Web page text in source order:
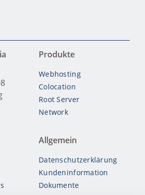
Produkte
Webhosting
Colocation
Root Server
Network
Allgemein
Datenschutzerklärung
Kundeninformation
Dokumente